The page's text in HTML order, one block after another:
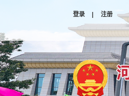
登录 |
注册